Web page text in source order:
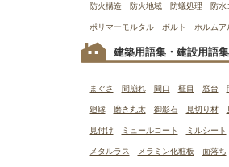
防火構造 防火地域 防蟻処理 防水
ポリマーモルタル ボルト ホルムア
建築用語集・建設用語
まぐさ 間崩れ 間口 柾目 窓台
廻縁 磨き丸太 御影石 見切り材
見付け ミュールコート ミルシート
メタルラス メラミン化粧板 面落ち